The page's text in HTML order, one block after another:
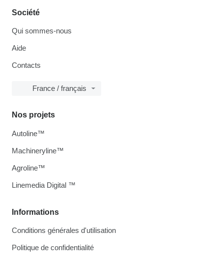
Société
Qui sommes-nous
Aide
Contacts
France / français
Informations
Conditions générales d'utilisation
Politique de confidentialité
Nos projets
Autoline™
Machineryline™
Agroline™
Linemedia Digital ™